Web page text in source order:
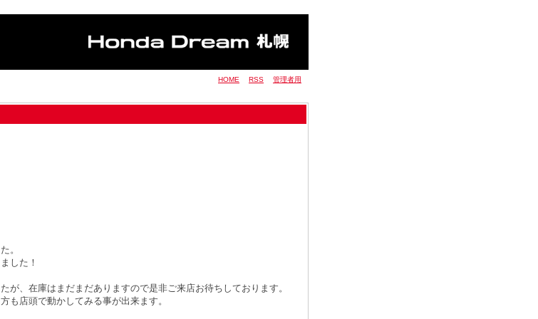
HOME RSS 管理者用
。
した！
が、在庫はまだまだありますので是非ご来店お待ちしております。
も店頭で動かしてみる事が出来ます。